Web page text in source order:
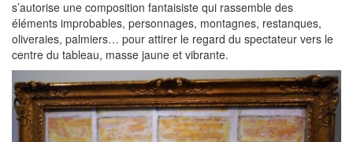
s’autorise une composition fantaisiste qui rassemble des
éléments improbables, personnages, montagnes, restanques,
oliveraies, palmiers… pour attirer le regard du spectateur vers le
centre du tableau, masse jaune et vibrante.